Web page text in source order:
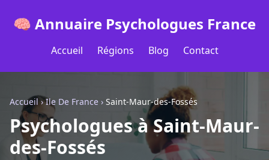
🧠 Annuaire Psychologues France
Accueil Régions Blog Contact
Accueil ›Ile De France › Saint-Maur-des-Fossés
Psychologues à Saint-Maur-
des-Fossés